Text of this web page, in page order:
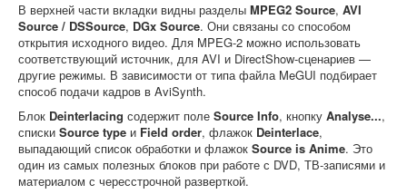
В верхней части вкладки видны разделы MPEG2 Source, AVI
Source / DSSource, DGx Source. Они связаны со способом
открытия исходного видео. Для MPEG-2 можно использовать
соответствующий источник, для AVI и DirectShow-сценариев —
другие режимы. В зависимости от типа файла MeGUI подбирает
способ подачи кадров в AviSynth.
Блок Deinterlacing содержит поле Source Info, кнопку Analyse...,
списки Source type и Field order, флажок Deinterlace,
выпадающий список обработки и флажок Source is Anime. Это
один из самых полезных блоков при работе с DVD, ТВ-записями и
материалом с чересстрочной разверткой.